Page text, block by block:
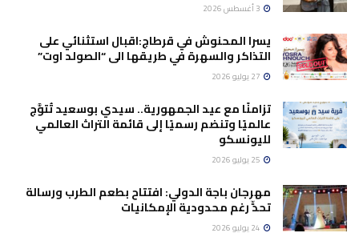
يسرا المحنوش في قرطاج:اقبال استثنائي على
التذاكر والسهرة في طريقها الى “الصولد اوت”
تزامنًا مع عيد الجمهورية.. سيدي بوسعيد تُتوَّج
عالميًا وتنضم رسميًا إلى قائمة التراث العالمي
لليونسكو
مهرجان باجة الدولي: افتتاح بطعم الطرب ورسالة
تحدٍّ رغم محدودية الإمكانيات